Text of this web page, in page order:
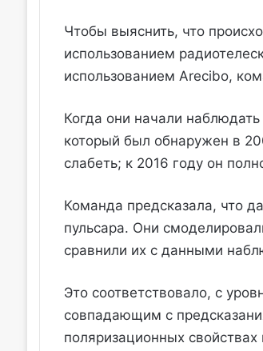
Чтобы выяснить, что
использованием
использованием Arecibo,
Когда они начали
который был обнаружен в
слабеть; к 2016 году он
Команда предсказала, что
пульсара. Они
сравнили их с данными
Это соответствовало, с
совпадающим с
поляризационных